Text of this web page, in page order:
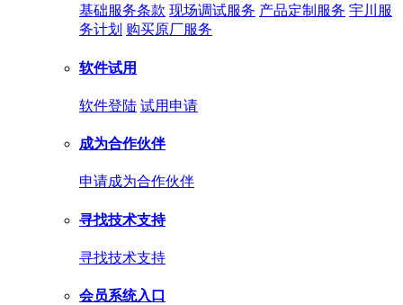
基础服务条款 现场调试服务 产品定制服务 宇川服
务计划 购买原厂服务
软件试用
软件登陆 试用申请
成为合作伙伴
申请成为合作伙伴
寻找技术支持
寻找技术支持
会员系统入口